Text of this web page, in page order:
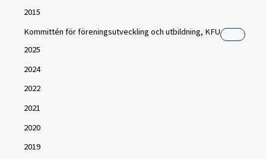
2015
Kommittén för föreningsutveckling och utbildning, KFU
2025
2024
2022
2021
2020
2019